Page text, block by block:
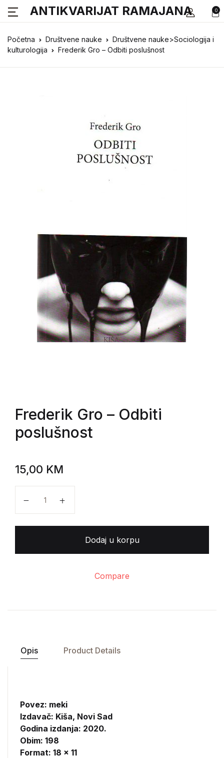
0
ANTIKVARIJAT RAMAJANA
Početna Društvene nauke
Društvene nauke>Sociologija i
kulturologija
Frederik Gro – Odbiti poslušnost
Frederik Gro – Odbiti
poslušnost
15,00 KM
Dodaj u korpu
Compare
Opis Product Details
Povez: meki
Izdavač: Kiša, Novi Sad
Godina izdanja: 2020.
Obim: 198
Format: 18 x 11